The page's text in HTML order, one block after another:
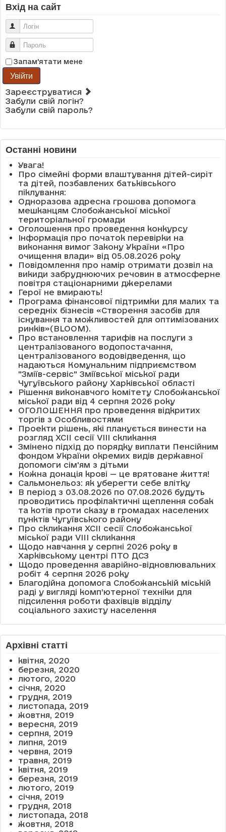
Вхід на сайт
Логін
Пароль
Запам'ятати мене
Увійти
Зареєструватися
Забули свій логін?
Забули свій пароль?
Останні новини
Увага!
Про сімейні форми влаштування дітей-сиріт
та дітей, позбавлених батьківського
піклування:
Одноразова адресна грошова допомога
мешканцям Слобожанської міської
територіальної громади
Оголошення про проведення конкурсу
Інформація про початок перевірки на
виконання вимог Закону України «Про
очищення влади» від 05.08.2026 року
Повідомлення про намір отримати дозвіл на
викиди забруднюючих речовин в атмосферне
повітря стаціонарними джерелами
Герої не вмирають!
Програма фінансової підтримки для малих та
середніх бізнесів «Створення засобів для
існування та можливостей для оптимізованих
ринків»(BLOOM).
Про встановлення тарифів на послуги з
централізованого водопостачання,
централізованого водовідведення, що
надаються Комунальним підприємством
"Зміїв-сервіс" Зміївської міської ради
Чугуївського району Харківської області
Рішення виконавчого комітету Слобожанської
міської ради від 4 серпня 2026 року
ОГОЛОШЕННЯ про проведення відкритих
торгів з Особливостями
Проекти рішень, які планується винести на
розгляд XCII сесії VІІІ скликання
Змінено підхід до порядку виплати Пенсійним
фондом України окремих видів державної
допомоги сім'ям з дітьми
Кожна донація крові — це врятоване життя!
Сальмонельоз: як уберегти себе влітку
В період з 03.08.2026 по 07.08.2026 будуть
проводитись профілактичні щеплення собак
та котів проти сказу в громадах населених
пунктів Чугуївського району
Про скликання XCII сесії Слобожанської
міської ради VIII скликання
Щодо навчання у серпні 2026 року в
Харківському центрі ПТО ДСЗ
Щодо проведення аварійно-відновлювальних
робіт 4 серпня 2026 року
Благодійна допомога Слобожанській міській
раді у вигляді комп’ютерної техніки для
підсилення роботи фахівців відділу
соціального захисту населення
Архівні статті
квітня, 2020
березня, 2020
лютого, 2020
січня, 2020
грудня, 2019
листопада, 2019
жовтня, 2019
вересня, 2019
серпня, 2019
липня, 2019
червня, 2019
травня, 2019
квітня, 2019
березня, 2019
лютого, 2019
січня, 2019
грудня, 2018
листопада, 2018
жовтня, 2018